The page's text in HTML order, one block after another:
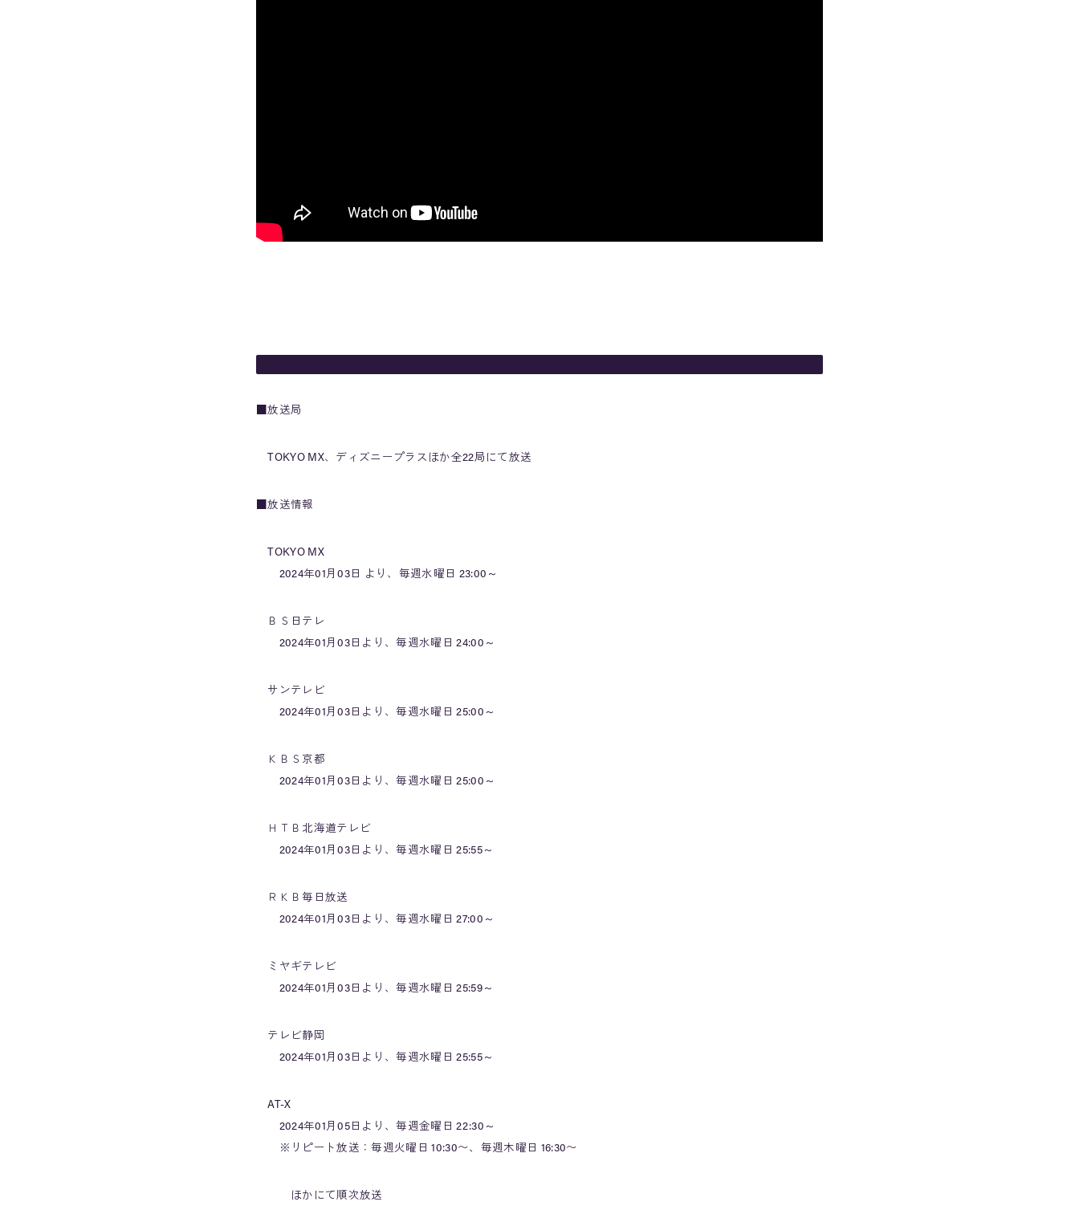
■放送局
TOKYO MX、ディズニープラスほか全22局にて放送
■放送情報
TOKYO MX
2024年01月03日 より、毎週水曜日 23:00～
ＢＳ日テレ
2024年01月03日より、毎週水曜日 24:00～
サンテレビ
2024年01月03日より、毎週水曜日 25:00～
ＫＢＳ京都
2024年01月03日より、毎週水曜日 25:00～
ＨＴＢ北海道テレビ
2024年01月03日より、毎週水曜日 25:55～
ＲＫＢ毎日放送
2024年01月03日より、毎週水曜日 27:00～
ミヤギテレビ
2024年01月03日より、毎週水曜日 25:59～
テレビ静岡
2024年01月03日より、毎週水曜日 25:55～
AT-X
2024年01月05日より、毎週金曜日 22:30～
※リピート放送：毎週火曜日 10:30〜、毎週木曜日 16:30〜
ほかにて順次放送